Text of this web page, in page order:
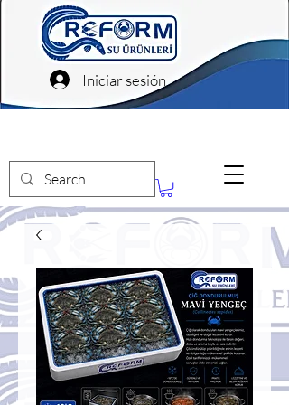
Iniciar sesión